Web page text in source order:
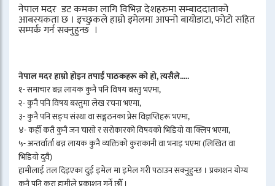
नेपाल मदर डट कमका लागि विभिन्न देशहरुमा सम्बाददाताको
आबस्यकता छ । इच्छुकले हाम्रो इमेलमा आफ्नो बायोडाटा, फोटो सहित
सम्पर्क गर्न सक्नुहुन्छ ।
नेपाल मदर हाम्रो होइन तपाईँ पाठकहरू को हो, त्यसैले.....
१- समाचार बन्न लायक कुनै पनि विषय बस्तु भएमा,
२- कुनै पनि विषय बस्तुमा लेख रचना भएमा,
३- कुनै पनि सङ्घ संस्था वा सङ्गठनका प्रेस विज्ञप्तिहरू भएमा,
४- कहीँ कतै कुनै जन चासो र सरोकारको विषयको भिडियो वा क्लिप भएमा,
५- अन्तर्वार्ता बन्न लायक कुनै व्यक्तिको कुराकानी वा भनाइ भएमा (लिखित वा
भिडियो दुवै)
हामीलाई तल दिइएका दुई इमेल मा इमेल गरी पठाउन सक्नुहुन्छ । प्रकाशन योग्य